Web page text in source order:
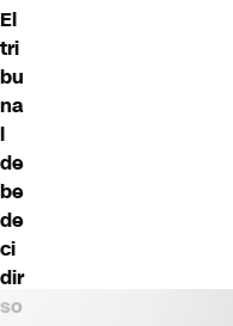
El
tri
bu
na
l
de
be
de
ci
dir
so